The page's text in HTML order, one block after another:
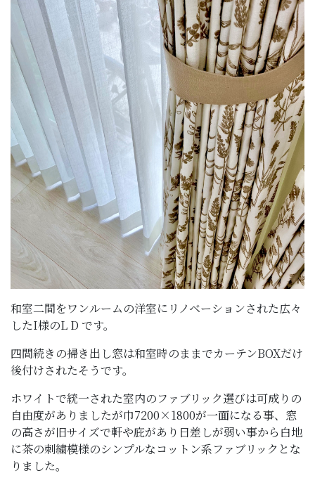
和室二間をワンルームの洋室にリノベーションされた広々
したI様のL D です。
四間続きの掃き出し窓は和室時のままでカーテンBOXだけ
後付けされたそうです。
ホワイトで統一された室内のファブリック選びは可成りの
自由度がありましたが巾7200×1800が一面になる事、窓
の高さが旧サイズで軒や庇があり日差しが弱い事から白地
に茶の刺繍模様のシンプルなコットン系ファブリックとな
りました。